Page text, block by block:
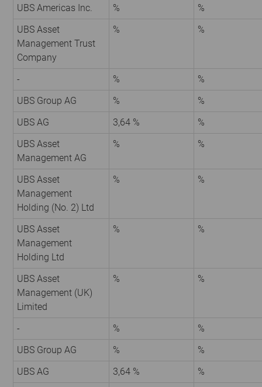
UBS Americas Inc. %
%
UBS Asset
Management Trust
Company
% %
- %
%
UBS Group AG
%
%
UBS AG
3,64 %
%
UBS Asset
Management AG
% %
UBS Asset
Management
Holding (No. 2) Ltd
% %
UBS Asset
Management
Holding Ltd
% %
UBS Asset
Management (UK)
Limited
% %
- %
%
UBS Group AG
%
%
UBS AG
3,64 %
%